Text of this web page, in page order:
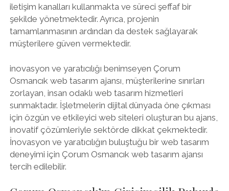
iletişim kanalları kullanmakta ve süreci şeffaf bir
şekilde yönetmektedir. Ayrıca, projenin
tamamlanmasının ardından da destek sağlayarak
müşterilere güven vermektedir.
inovasyon ve yaratıcılığı benimseyen Çorum
Osmancık web tasarım ajansı, müşterilerine sınırları
zorlayan, insan odaklı web tasarım hizmetleri
sunmaktadır. İşletmelerin dijital dünyada öne çıkması
için özgün ve etkileyici web siteleri oluşturan bu ajans,
inovatif çözümleriyle sektörde dikkat çekmektedir.
İnovasyon ve yaratıcılığın buluştuğu bir web tasarım
deneyimi için Çorum Osmancık web tasarım ajansı
tercih edilebilir.